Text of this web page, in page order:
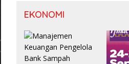
EKONOMI